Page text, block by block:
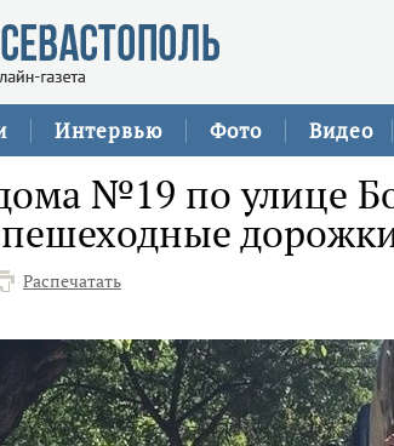
Интервью Фото Видео
№19 по улице
Распечатать